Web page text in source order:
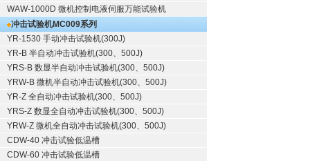
WAW-1000D 微机控制电液伺服万能试验机
冲击试验机MC009系列
YR-1530 手动冲击试验机(300J)
YR-B 半自动冲击试验机(300、500J)
YRS-B 数显半自动冲击试验机(300、500J)
YRW-B 微机半自动冲击试验机(300、500J)
YR-Z 全自动冲击试验机(300、500J)
YRS-Z 数显全自动冲击试验机(300、500J)
YRW-Z 微机全自动冲击试验机(300、500J)
CDW-40 冲击试验低温槽
CDW-60 冲击试验低温槽